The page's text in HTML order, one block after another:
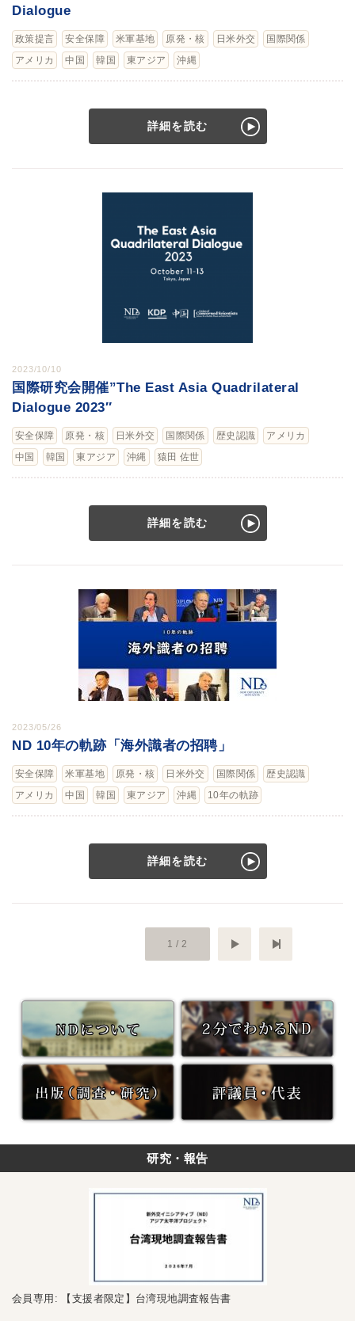
Dialogue
政策提言 安全保障 米軍基地 原発・核 日米外交
国際関係
アメリカ
中国 韓国 東アジア 沖縄
詳細を読む
2023/10/10
国際研究会開催”The East Asia Quadrilateral
Dialogue 2023″
安全保障 原発・核 日米外交 国際関係 歴史認識
アメリカ
中国
韓国 東アジア 沖縄 猿田 佐世
詳細を読む
2023/05/26
ND 10年の軌跡「海外識者の招聘」
安全保障 米軍基地 原発・核 日米外交 国際関係
歴史認識
アメリカ
中国 韓国 東アジア 沖縄 10年の軌跡
詳細を読む
次へ
1 / 2
研究・報告
会員専用: 【支援者限定】台湾現地調査報告書